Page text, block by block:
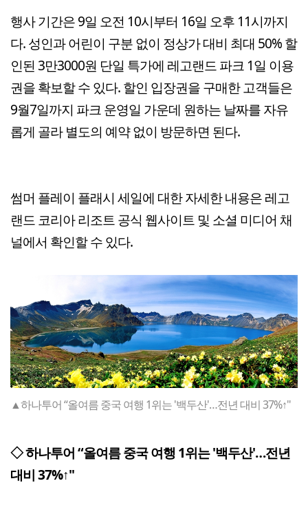
행사 기간은 9일 오전 10시부터 16일 오후 11시까지
다. 성인과 어린이 구분 없이 정상가 대비 최대 50% 할
인된 3만3000원 단일 특가에 레고랜드 파크 1일 이용
권을 확보할 수 있다. 할인 입장권을 구매한 고객들은
9월7일까지 파크 운영일 가운데 원하는 날짜를 자유
롭게 골라 별도의 예약 없이 방문하면 된다.
썸머 플레이 플래시 세일에 대한 자세한 내용은 레고
랜드 코리아 리조트 공식 웹사이트 및 소셜 미디어 채
널에서 확인할 수 있다.
▲하나투어 “올여름 중국 여행 1위는 '백두산'…전년 대비 37%↑"
◇ 하나투어 “올여름 중국 여행 1위는 '백두산'…전년
대비 37%↑"